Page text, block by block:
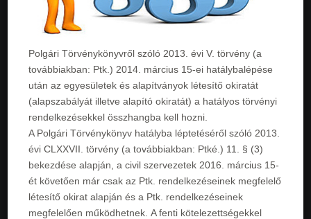
Polgári Törvénykönyvről szóló 2013. évi V. törvény (a
továbbiakban: Ptk.) 2014. március 15-ei hatálybalépése
után az egyesületek és alapítványok létesítő okiratát
(alapszabályát illetve alapító okiratát) a hatályos törvényi
rendelkezésekkel összhangba kell hozni.
A Polgári Törvénykönyv hatályba léptetéséről szóló 2013.
évi CLXXVII. törvény (a továbbiakban: Ptké.) 11. § (3)
bekezdése alapján, a civil szervezetek 2016. március 15-
ét követően már csak az Ptk. rendelkezéseinek megfelelő
létesítő okirat alapján és a Ptk. rendelkezéseinek
megfelelően működhetnek. A fenti kötelezettségekkel